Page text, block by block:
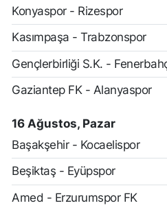
Konyaspor - Rizespor
Kasımpaşa - Trabzonspor
Gençlerbirliği S.K. -
Gaziantep FK - Alanyaspor
16 Ağustos, Pazar
Başakşehir - Kocaelispor
Beşiktaş - Eyüpspor
Amed - Erzurumspor FK